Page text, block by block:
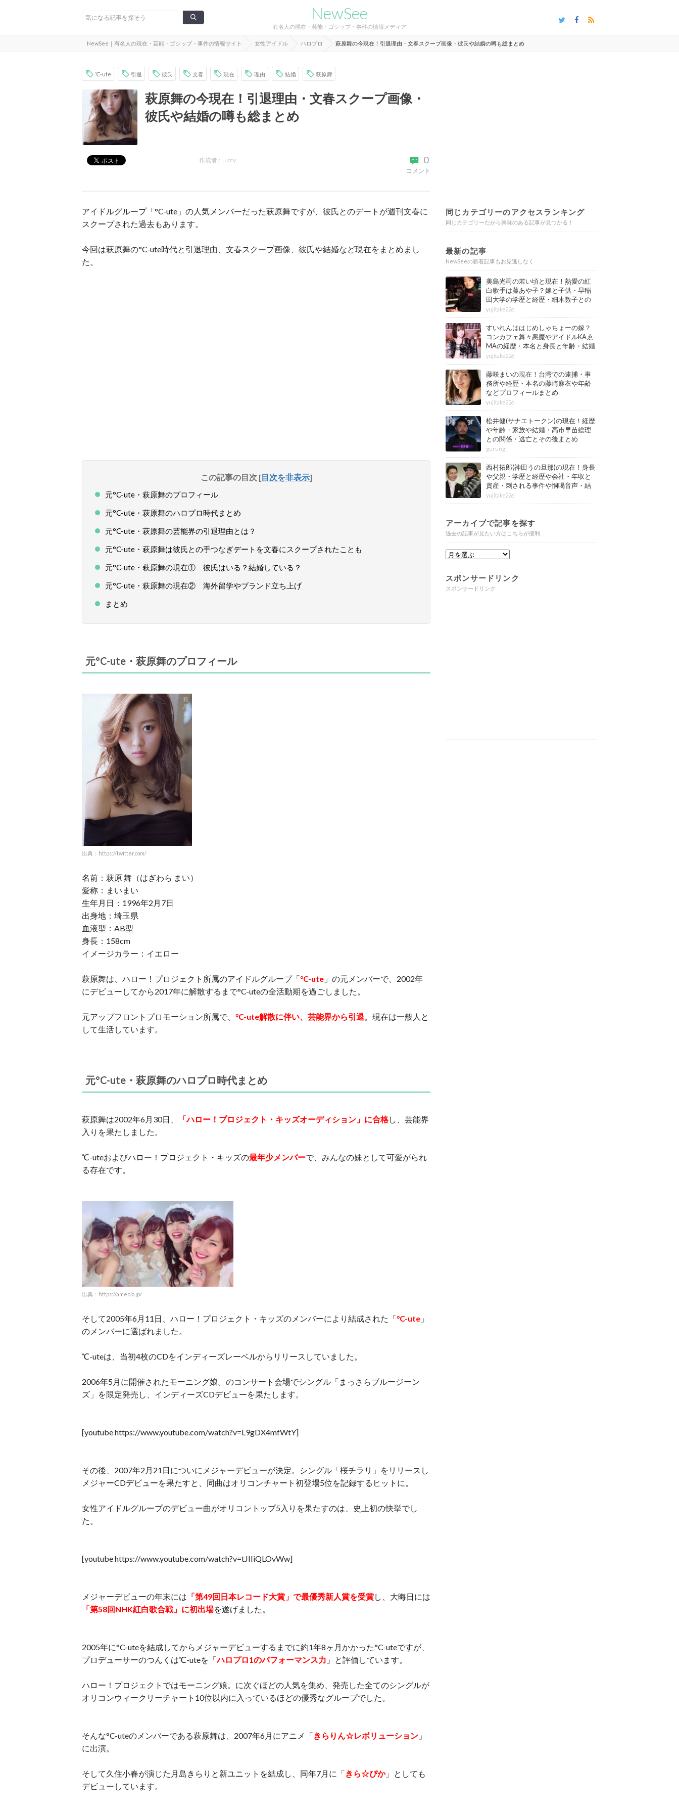
NewSee
有名人の現在・芸能・ゴシップ・事件の情報メディア
NewSee｜有名人の現在・芸能・ゴシップ・事件の情報サイト 女性アイドル ハロプロ 萩原舞の今現在！引退理由・文春スクープ画像・彼氏や結婚の噂も総まとめ
℃-ute 引退 彼氏 文春 現在 理由 結婚 萩原舞
萩原舞の今現在！引退理由・文春スクープ画像・
彼氏や結婚の噂も総まとめ
0
コメント
作成者 / Luccy
アイドルグループ「°C-ute」の人気メンバーだった萩原舞ですが、彼氏とのデートが週刊文春に
スクープされた過去もあります。
今回は萩原舞の°C-ute時代と引退理由、文春スクープ画像、彼氏や結婚など現在をまとめまし
た。
この記事の目次 [目次を非表示]
元°C-ute・萩原舞のプロフィール
元°C-ute・萩原舞のハロプロ時代まとめ
元°C-ute・萩原舞の芸能界の引退理由とは？
元°C-ute・萩原舞は彼氏との手つなぎデートを文春にスクープされたことも
元°C-ute・萩原舞の現在① 彼氏はいる？結婚している？
元°C-ute・萩原舞の現在② 海外留学やブランド立ち上げ
まとめ
元°C-ute・萩原舞のプロフィール
出典：https://twitter.com/
名前：萩原 舞（はぎわら まい）
愛称：まいまい
生年月日：1996年2月7日
出身地：埼玉県
血液型：AB型
身長：158cm
イメージカラー：イエロー
萩原舞は、ハロー！プロジェクト所属のアイドルグループ「°C-ute 」の元メンバーで、2002年
にデビューしてから2017年に解散するまで°C-uteの全活動期を過ごしました。
元アップフロントプロモーション所属で、 °C-ute解散に伴い、芸能界から引退 。現在は一般人と
して生活しています。
元°C-ute・萩原舞のハロプロ時代まとめ
萩原舞は2002年6月30日、 「ハロー！プロジェクト・キッズオーディション」に合格し、芸能界
入りを果たしました。
℃-uteおよびハロー！プロジェクト・キッズの最年少メンバーで、みんなの妹として可愛がられ
る存在です。
出典：https://ameblo.jp/
そして2005年6月11日、ハロー！プロジェクト・キッズのメンバーにより結成された「°C-ute 」
のメンバーに選ばれました。
℃-uteは、当初4枚のCDをインディーズレーベルからリリースしていました。
2006年5月に開催されたモーニング娘。のコンサート会場でシングル「まっさらブルージーン
ズ」を限定発売し、インディーズCDデビューを果たします。
[youtube https://www.youtube.com/watch?v=L9gDX4mfWtY]
その後、2007年2月21日についにメジャーデビューが決定。シングル「桜チラリ」をリリースし
メジャーCDデビューを果たすと、同曲はオリコンチャート初登場5位を記録するヒットに。
女性アイドルグループのデビュー曲がオリコントップ5入りを果たすのは、史上初の快挙でし
た。
[youtube https://www.youtube.com/watch?v=tJIIiQLOvWw]
メジャーデビューの年末には 「第49回日本レコード大賞」で最優秀新人賞を受賞し、大晦日には
「第58回NHK紅白歌合戦」に初出場を遂げました。
2005年に°C-uteを結成してからメジャーデビューするまでに約1年8ヶ月かかった°C-uteですが、
プロデューサーのつんくは℃-uteを「ハロプロ1のパフォーマンス力 」と評価しています。
ハロー！プロジェクトではモーニング娘。に次ぐほどの人気を集め、発売した全てのシングルが
オリコンウィークリーチャート10位以内に入っているほどの優秀なグループでした。
そんな°C-uteのメンバーである萩原舞は、2007年6月にアニメ「 きらりん☆レボリューション 」
に出演。
そして久住小春が演じた月島きらりと新ユニットを結成し、同年7月に「 きら☆ぴか」としても
デビューしています。
同じカテゴリーのアクセスランキング
同じカテゴリーだから興味のある記事が見つかる！
最新の記事
NewSeeの新着記事もお見逃しなく
美島光司の若い頃と現在！熱愛の紅
白歌手は藤あや子？嫁と子供・早稲
田大学の学歴と経歴・細木数子との
確執もまとめ
yujitake226
すいれんははじめしゃちょーの嫁？
コンカフェ舞々悪魔やアイドルKAゑ
MAの経歴・本名と身長と年齢・結婚
情報もまとめ
yujitake226
藤咲まいの現在！台湾での逮捕・事
務所や経歴・本名の藤崎麻衣や年齢
などプロフィールまとめ
yujitake226
松井健(サナエトークン)の現在！経歴
や年齢・家族や結婚・高市早苗総理
との関係・逃亡とその後まとめ
gurung
西村拓郎(神田うの旦那)の現在！身長
や父親・学歴と経歴や会社・年収と
資産・刺される事件や恫喝音声・結
婚と子供や自宅・脳梗塞の病気もま
とめ
yujitake226
アーカイブで記事を探す
過去の記事が見たい方はこちらが便利
スポンサードリンク
スポンサードリンク